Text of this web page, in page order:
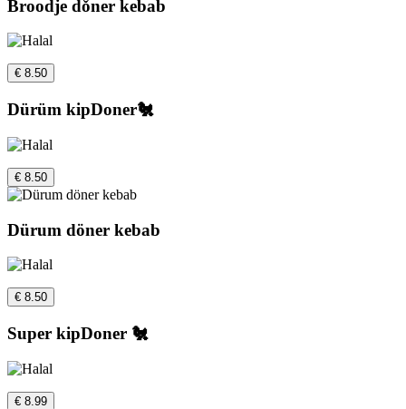
Broodje dǒner kebab
€ 8.50
Dürüm kipDoner🐔
€ 8.50
Dürum döner kebab
€ 8.50
Super kipDoner 🐔
€ 8.99